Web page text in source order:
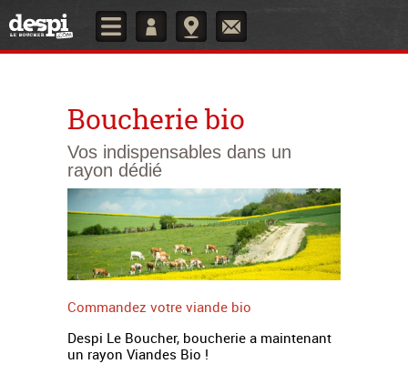
Boucherie bio
Vos indispensables dans un
rayon dédié
Commandez votre viande bio
Despi Le Boucher, boucherie a maintenant
un rayon Viandes Bio !